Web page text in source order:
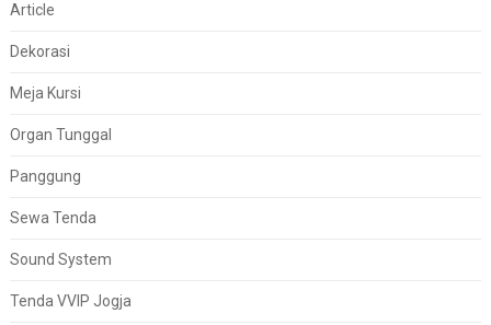
Article
Dekorasi
Meja Kursi
Organ Tunggal
Panggung
Sewa Tenda
Sound System
Tenda VVIP Jogja